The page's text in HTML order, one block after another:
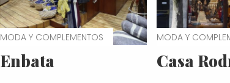
MODA Y COMPLEMENTOS
Enbata
MODA Y
Casa